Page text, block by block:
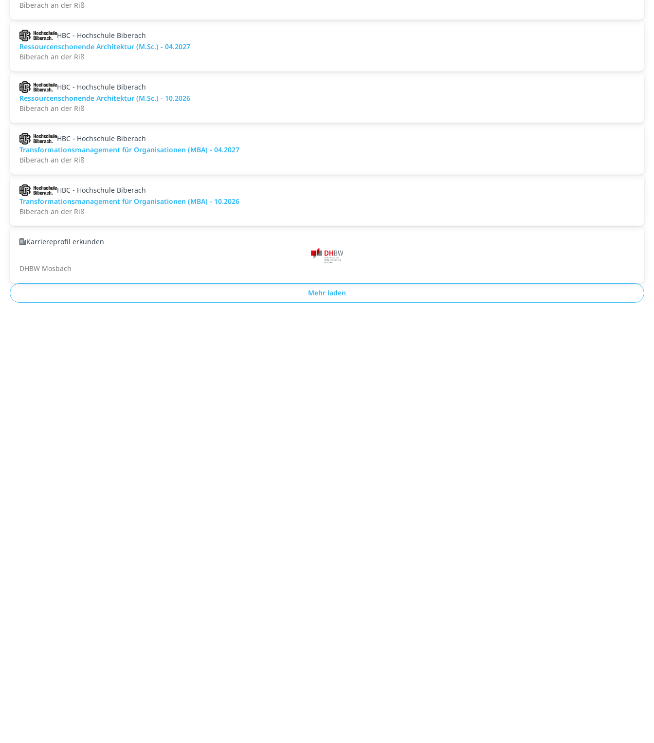
Biberach an der Riß
HBC - Hochschule Biberach
Ressourcenschonende Architektur (M.Sc.) - 04.2027
Biberach an der Riß
HBC - Hochschule Biberach
Ressourcenschonende Architektur (M.Sc.) - 10.2026
Biberach an der Riß
HBC - Hochschule Biberach
Transformationsmanagement für Organisationen (MBA) - 04.2027
Biberach an der Riß
HBC - Hochschule Biberach
Transformationsmanagement für Organisationen (MBA) - 10.2026
Biberach an der Riß
Karriereprofil erkunden
DHBW Mosbach
Mehr laden